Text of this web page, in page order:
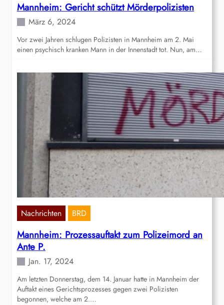
Mannheim: Gericht schützt Mörderpolizisten
März 6, 2024
Vor zwei Jahren schlugen Polizisten in Mannheim am 2. Mai
einen psychisch kranken Mann in der Innenstadt tot. Nun, am…
Nachrichten BRD
Mannheim: Prozessauftakt zum Polizeimord an
Ante P.
Jan. 17, 2024
Am letzten Donnerstag, dem 14. Januar hatte in Mannheim der
Auftakt eines Gerichtsprozesses gegen zwei Polizisten
begonnen, welche am 2.…